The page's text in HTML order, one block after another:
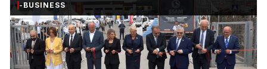
-BUSINESS